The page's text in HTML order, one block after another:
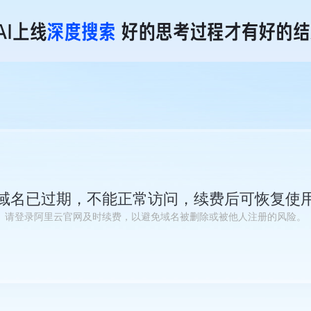
名已过期，不能正常访问，续费后可恢复使
请登录阿里云官网及时续费，以避免域名被删除或被他人注册的风险。